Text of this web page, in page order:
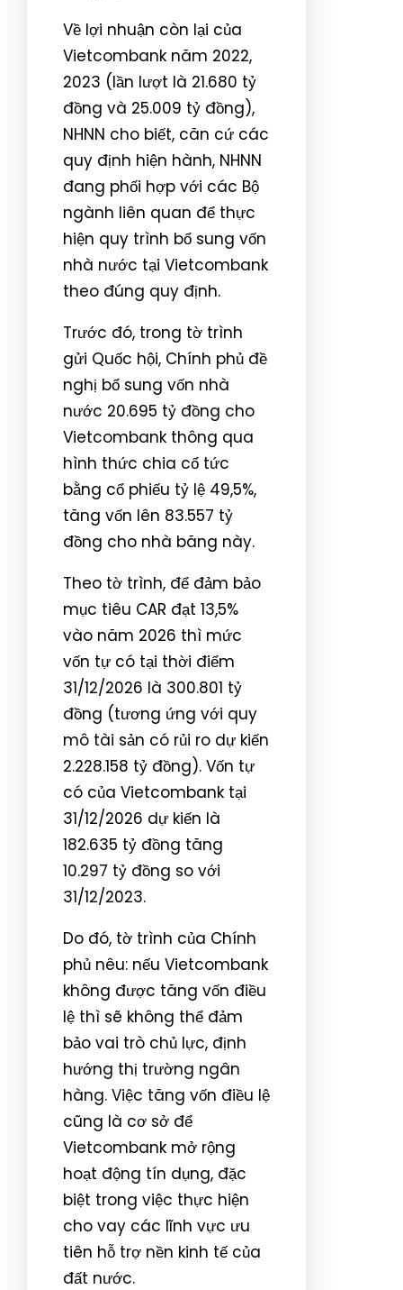
Về lợi nhuận còn lại của
Vietcombank năm 2022,
2023 (lần lượt là 21.680 tỷ
đồng và 25.009 tỷ đồng),
NHNN cho biết, căn cứ các
quy định hiện hành, NHNN
đang phối hợp với các Bộ
ngành liên quan để thực
hiện quy trình bổ sung vốn
nhà nước tại Vietcombank
theo đúng quy định.
Trước đó, trong tờ trình
gửi Quốc hội, Chính phủ đề
nghị bổ sung vốn nhà
nước 20.695 tỷ đồng cho
Vietcombank thông qua
hình thức chia cổ tức
bằng cổ phiếu tỷ lệ 49,5%,
tăng vốn lên 83.557 tỷ
đồng cho nhà băng này.
Theo tờ trình, để đảm bảo
mục tiêu CAR đạt 13,5%
vào năm 2026 thì mức
vốn tự có tại thời điểm
31/12/2026 là 300.801 tỷ
đồng (tương ứng với quy
mô tài sản có rủi ro dự kiến
2.228.158 tỷ đồng). Vốn tự
có của Vietcombank tại
31/12/2026 dự kiến là
182.635 tỷ đồng tăng
10.297 tỷ đồng so với
31/12/2023.
Do đó, tờ trình của Chính
phủ nêu: nếu Vietcombank
không được tăng vốn điều
lệ thì sẽ không thể đảm
bảo vai trò chủ lực, định
hướng thị trường ngân
hàng. Việc tăng vốn điều lệ
cũng là cơ sở để
Vietcombank mở rộng
hoạt động tín dụng, đặc
biệt trong việc thực hiện
cho vay các lĩnh vực ưu
tiên hỗ trợ nền kinh tế của
đất nước.